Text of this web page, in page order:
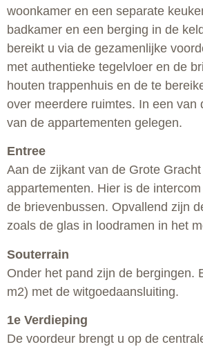
woonkamer en een separate
badkamer en een berging in de
bereikt u via de gezamenlijke
met authentieke tegelvloer en de
houten trappenhuis en de te
over meerdere ruimtes. In een van
van de appartementen gelegen.
Entree
Aan de zijkant van de Grote
appartementen. Hier is de
de brievenbussen. Opvallend zijn
zoals de glas in loodramen in het
Souterrain
Onder het pand zijn de bergingen.
m2) met de witgoedaansluiting.
1e Verdieping
De voordeur brengt u op de